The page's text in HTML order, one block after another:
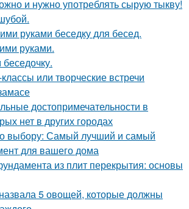
и нужно употреблять сырую тыкву!
руками беседку для бесед.
руками.
или творческие встречи
достопримечательности в
нет в других городах
выбору: Самый лучший и самый
для вашего дома
из плит перекрытия: основы
5 овощей, которые должны